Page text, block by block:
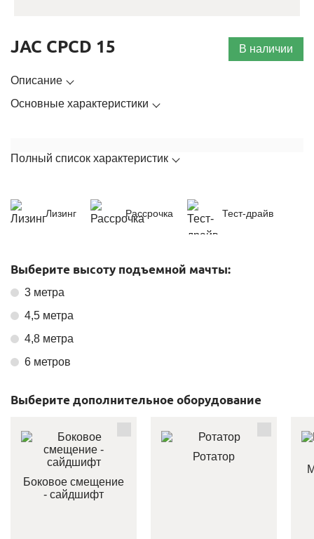
В наличии
JAC CPCD 15
Описание
Основные характеристики
Полный список характеристик
Лизинг Рассрочка Тест-драйв
Выберите высоту подъемной мачты:
3 метра
4,5 метра
4,8 метра
6 метров
Выберите дополнительное оборудование
Боковое смещение
- сайдшифт
Ротатор